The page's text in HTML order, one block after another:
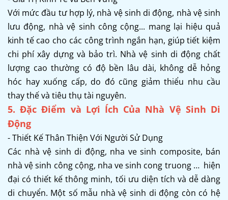
Với mức đầu tư hợp lý, nhà vệ sinh di động, nhà vệ sinh
lưu động, nhà vệ sinh công cộng... mang lại hiệu quả
kinh tế cao cho các công trình ngắn hạn, giúp tiết kiệm
chi phí xây dựng và bảo trì. Nhà vệ sinh di động chất
lượng cao thường có độ bền lâu dài, không dễ hỏng
hóc hay xuống cấp, do đó cũng giảm thiểu nhu cầu
thay thế và tiêu thụ tài nguyên.
5. Đặc Điểm và Lợi Ích Của Nhà Vệ Sinh Di
Động
- Thiết Kế Thân Thiện Với Người Sử Dụng
Các nhà vệ sinh di động, nha ve sinh composite, bán
nhà vệ sinh công cộng, nha ve sinh cong truong … hiện
đại có thiết kế thông minh, tối ưu diện tích và dễ dàng
di chuyển. Một số mẫu nhà vệ sinh di động còn có hệ